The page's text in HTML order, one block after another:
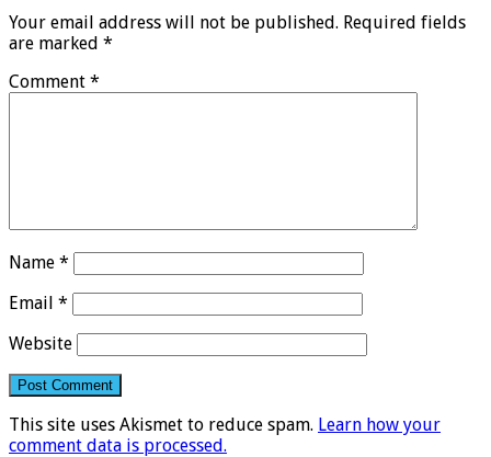
Your email address will not be published. Required fields
are marked *
Comment *
Name *
Email *
Website
This site uses Akismet to reduce spam. Learn how your
comment data is processed.